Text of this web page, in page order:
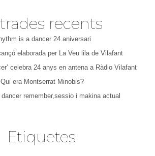
recents
is a dancer 24 aniversari
elaborada per La Veu lila de Vilafant
celebra 24 anys en antena a Ràdio Vilafant
Qui era Montserrat Minobis?
remember,sessio i makina actual
Etiquetes